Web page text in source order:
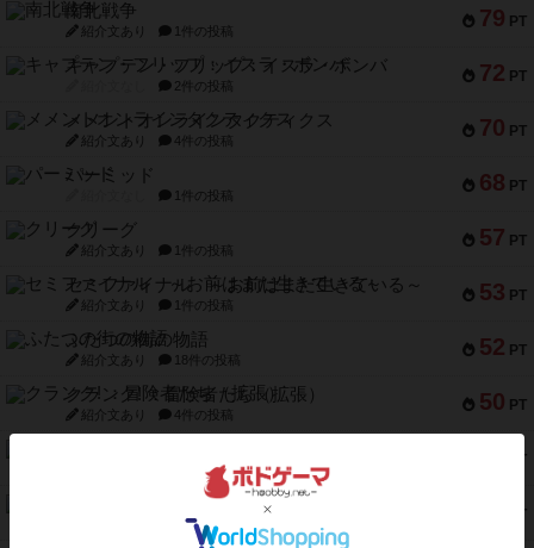
79 PT
南北戦争
紹介文あり 1件の投稿
72 PT
キャプテン・フリップ：イスラ・ボンバ
2件の投稿
70 PT
メメントオンラインタクティクス
紹介文あり 4件の投稿
68 PT
パーミッド
1件の投稿
57 PT
クリーグ
紹介文あり 1件の投稿
53 PT
セミファイナル ～お前はまだ生きている～
紹介文あり 1件の投稿
52 PT
ふたつの街の物語
紹介文あり 18件の投稿
50 PT
クランク! ：冒険者たち（拡張）
紹介文あり 4件の投稿
PT
1件の投稿
PT
スターマイン・ラミー ポケット
2件の投稿